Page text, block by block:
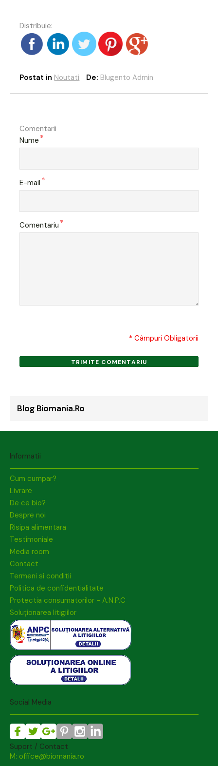
Distribuie:
Postat in Noutati De: Blugento Admin
Comentarii
Nume *
E-mail *
Comentariu *
* Câmpuri Obligatorii
TRIMITE COMENTARIU
Blog Biomania.ro
Informatii
Cum cumpar?
Livrare
De ce bio?
Despre noi
Risipa alimentara
Testimoniale
Media room
Contact
Termeni si conditii
Politica de confidentialitate
Protectia consumatorilor - A.N.P.C
Soluționarea litigiilor
Social Media
Suport / Contact
M: office@biomania.ro